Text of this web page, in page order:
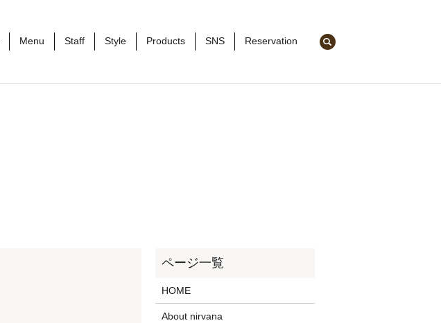
Menu Staff Style Products SNS Reservation
HOME
About nirvana